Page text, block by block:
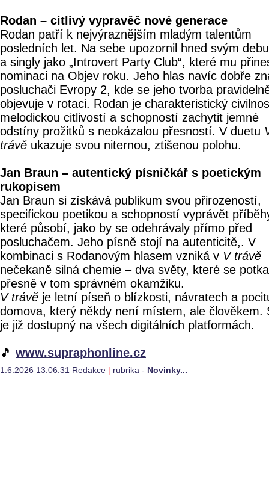
Rodan – citlivý vypravěč nové generace
Rodan patří k nejvýraznějším mladým talentům
posledních let. Na sebe upozornil hned svým
a singly jako „Introvert Party Club“, které mu
nominaci na Objev roku. Jeho hlas navíc dobře
posluchači Evropy 2, kde se jeho tvorba
objevuje v rotaci. Rodan je charakteristický
melodickou citlivostí a schopností zachytit jemné
odstíny prožitků s neokázalou přesností. V duetu
trávě ukazuje svou niternou, ztišenou polohu.
Jan Braun – autentický písničkář s poetickým
rukopisem
Jan Braun si získává publikum svou přirozeností,
specifickou poetikou a schopností vyprávět
které působí, jako by se odehrávaly přímo před
posluchačem. Jeho písně stojí na autenticitě,. V
kombinaci s Rodanovým hlasem vzniká v V trávě
nečekaně silná chemie – dva světy, které se
přesně v tom správném okamžiku.
V trávě je letní píseň o blízkosti, návratech a
domova, který někdy není místem, ale člověkem.
je již dostupný na všech digitálních platformách.
🎵 www.supraphonline.cz
1.6.2026 13:06:31 Redakce | rubrika - Novinky...